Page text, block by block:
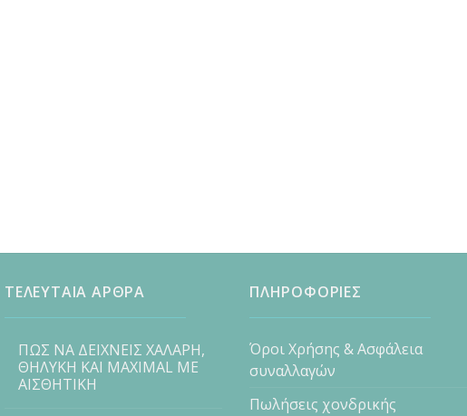
ΤΕΛΕΥΤΑΙΑ ΑΡΘΡΑ
ΠΩΣ ΝΑ ΔΕΙΧΝΕΙΣ ΧΑΛΑΡΗ,
ΘΗΛΥΚΗ ΚΑΙ MAXIMAL ΜΕ
ΑΙΣΘΗΤΙΚΗ
ΠΛΗΡΟΦΟΡΙΕΣ
Όροι Χρήσης & Ασφάλεια
συναλλαγών
Πωλήσεις χονδρικής